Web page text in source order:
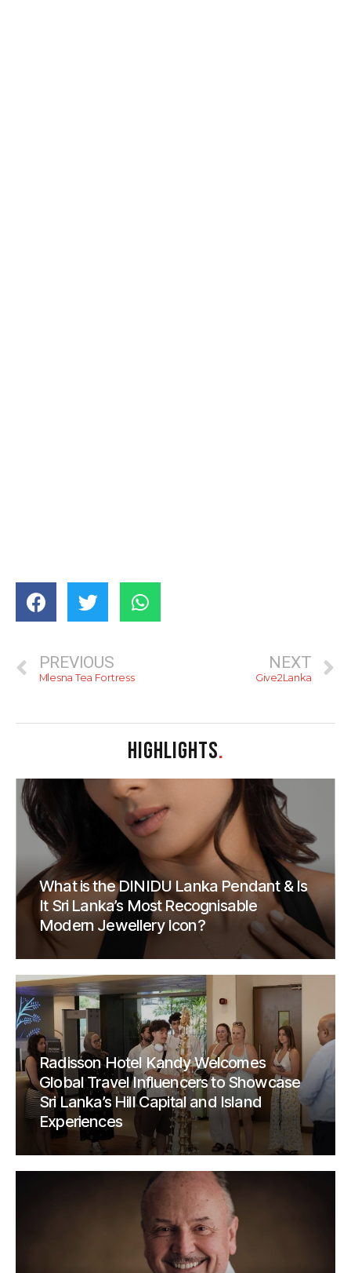
PREVIOUS
Mlesna Tea Fortress
NEXT
Give2Lanka
HIGHLIGHTS.
What is the DINIDU Lanka Pendant & Is
It Sri Lanka’s Most Recognisable
Modern Jewellery Icon?
Radisson Hotel Kandy Welcomes
Global Travel Influencers to Showcase
Sri Lanka’s Hill Capital and Island
Experiences